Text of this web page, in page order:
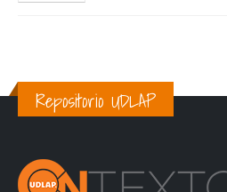
Repositorio UDLAP